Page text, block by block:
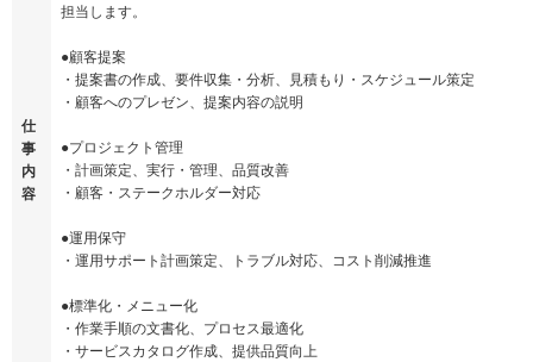
仕
事
内
容
担当します。
●顧客提案
・提案書の作成、要件収集・分析、見積もり・スケジュール策定
・顧客へのプレゼン、提案内容の説明
●プロジェクト管理
・計画策定、実行・管理、品質改善
・顧客・ステークホルダー対応
●運用保守
・運用サポート計画策定、トラブル対応、コスト削減推進
●標準化・メニュー化
・作業手順の文書化、プロセス最適化
・サービスカタログ作成、提供品質向上